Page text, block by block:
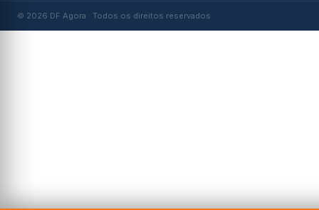
© 2026 DF Agora · Todos os direitos reservados